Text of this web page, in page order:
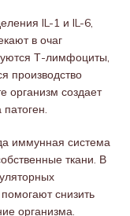
IL-1 и IL-6,
в очаг
Т-лимфоциты,
производство
организм создает
иммунная система
ткани. В
снизить
организма.